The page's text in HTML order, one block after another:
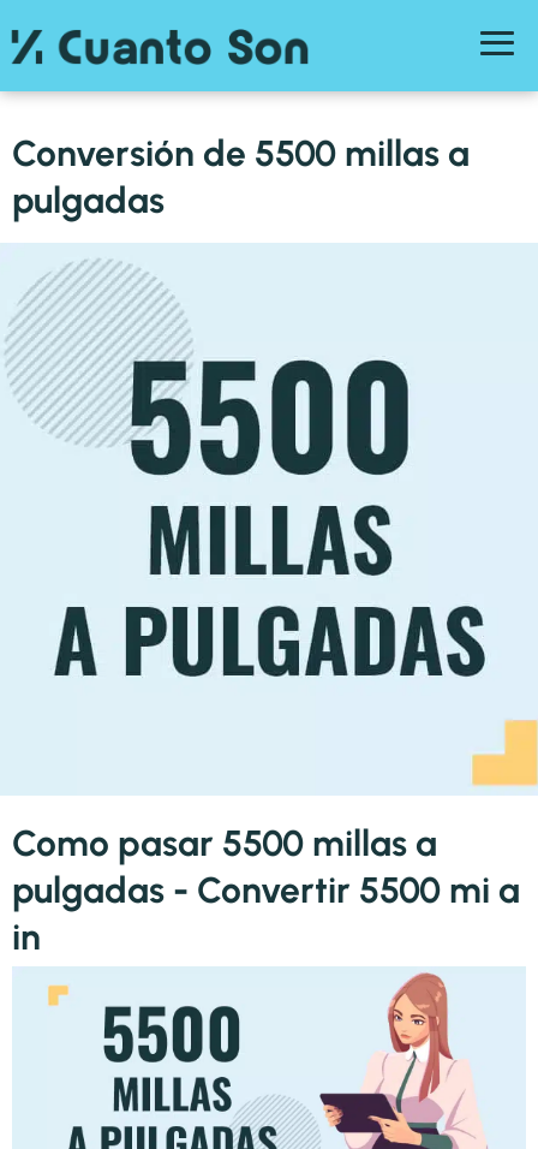
Conversión de 5500 millas a
pulgadas
Como pasar 5500 millas a
pulgadas - Convertir 5500 mi a
in